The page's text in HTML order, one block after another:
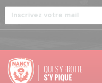
QUI S'Y FROTTE
S’Y PIQUE